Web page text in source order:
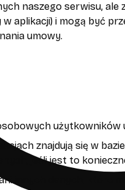
naszego serwisu, ale
aplikacji) i mogą być
umowy.
użytkowników
znajdują się w
jeśli jest to
innych danych, które